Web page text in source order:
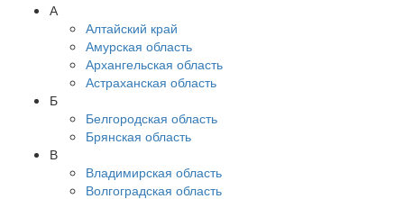
А
Алтайский край
Амурская область
Архангельская область
Астраханская область
Б
Белгородская область
Брянская область
В
Владимирская область
Волгоградская область